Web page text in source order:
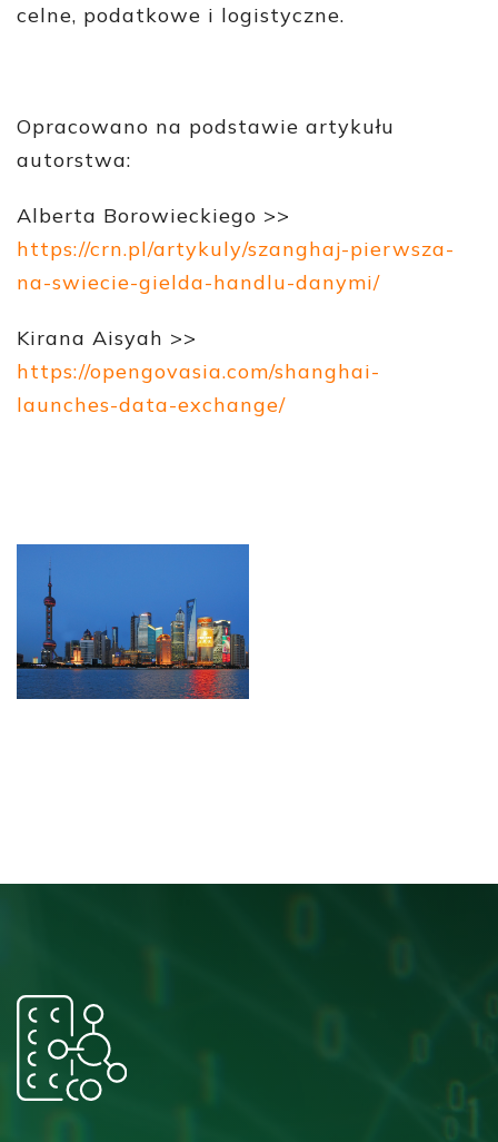
celne, podatkowe i logistyczne.
Opracowano na podstawie artykułu
autorstwa:
Alberta Borowieckiego >>
https://crn.pl/artykuly/szanghaj-pierwsza-
na-swiecie-gielda-handlu-danymi/
Kirana Aisyah >>
https://opengovasia.com/shanghai-
launches-data-exchange/